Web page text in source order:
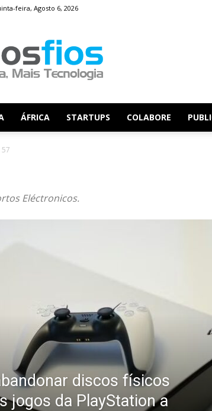
feira, Agosto 6, 2026
Fios
ÁFRICA STARTUPS COLABORE
57
Eléctronicos.
discos físicos
jogos da PlayStation a